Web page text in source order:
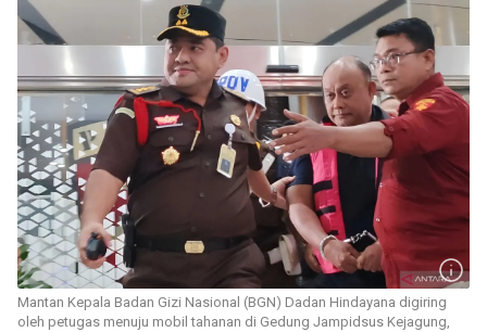
Mantan Kepala Badan Gizi Nasional (BGN) Dadan Hindayana digiring
oleh petugas menuju mobil tahanan di Gedung Jampidsus Kejagung,